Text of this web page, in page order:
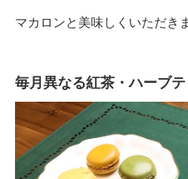
マカロンと美味しくいただき
毎月異なる紅茶・ハーブ